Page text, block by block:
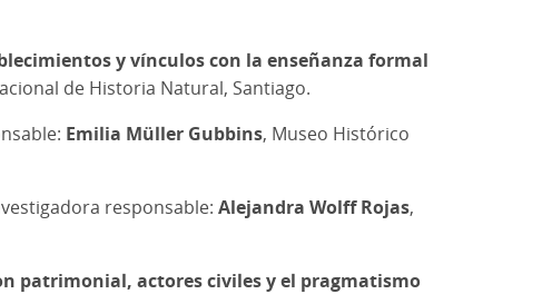
y vínculos con la enseñanza formal
de Historia Natural, Santiago.
Emilia Müller Gubbins, Museo Histórico
responsable: Alejandra Wolff Rojas,
patrimonial, actores civiles y el pragmatismo